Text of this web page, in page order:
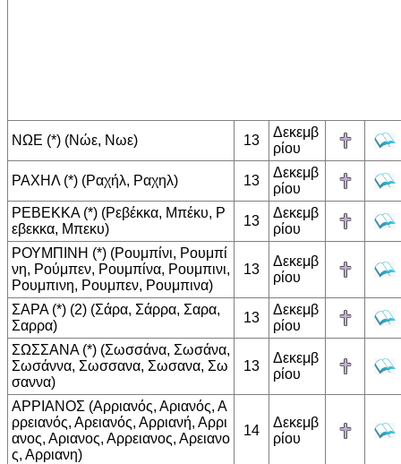
ΝΩΕ (*) (Νώε, Νωε) 13
Δεκεμβ
ρίου
ΡΑΧΗΛ (*) (Ραχήλ, Ραχηλ) 13
Δεκεμβ
ρίου
ΡΕΒΕΚΚΑ (*) (Ρεβέκκα, Μπέκυ, Ρ
εβεκκα, Μπεκυ)
13
Δεκεμβ
ρίου
ΡΟΥΜΠΙΝΗ (*) (Ρουμπίνι, Ρουμπί
νη, Ρούμπεν, Ρουμπίνα, Ρουμπινι,
Ρουμπινη, Ρουμπεν, Ρουμπινα)
13
Δεκεμβ
ρίου
ΣΑΡΑ (*) (2) (Σάρα, Σάρρα, Σαρα,
Σαρρα)
13
Δεκεμβ
ρίου
ΣΩΣΣΑΝΑ (*) (Σωσσάνα, Σωσάνα,
Σωσάννα, Σωσσανα, Σωσανα, Σω
σαννα)
13
Δεκεμβ
ρίου
ΑΡΡΙΑΝΟΣ (Αρριανός, Αριανός, Α
ρρειανός, Αρειανός, Αρριανή, Αρρι
ανος, Αριανος, Αρρειανος, Αρειανο
ς, Αρριανη)
14
Δεκεμβ
ρίου